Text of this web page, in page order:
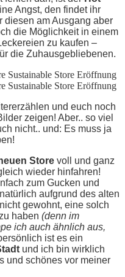
Angst, den findet ihr
diesen am Ausgang aber
die Möglichkeit in einem
zu kaufen –
die Zuhausgebliebenen.
und euch noch
zeigen! Aber.. so viel
nicht.. und: Es muss ja
Store voll und ganz
wieder hinfahren!
zum Gucken und
aufgrund des alten
gewohnt, eine solch
haben (denn im
ich auch ähnlich aus,
ist es ein
und ich bin wirklich
und schönes vor meiner